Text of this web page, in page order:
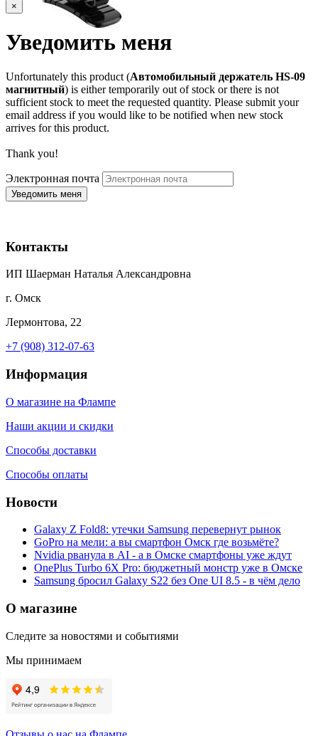
×
Уведомить меня
Unfortunately this product (Автомобильный держатель HS-09
магнитный) is either temporarily out of stock or there is not
sufficient stock to meet the requested quantity. Please submit your
email address if you would like to be notified when new stock
arrives for this product.
Thank you!
Электронная почта
Контакты
ИП Шаерман Наталья Александровна
г. Омск
Лермонтова, 22
+7 (908) 312-07-63
Информация
О магазине на Флампе
Наши акции и скидки
Способы доставки
Способы оплаты
Новости
Galaxy Z Fold8: утечки Samsung перевернут рынок
GoPro на мели: а вы смартфон Омск где возьмёте?
Nvidia рванула в AI - а в Омске смартфоны уже ждут
OnePlus Turbo 6X Pro: бюджетный монстр уже в Омске
Samsung бросил Galaxy S22 без One UI 8.5 - в чём дело
О магазине
Следите за новостями и событиями
Мы принимаем